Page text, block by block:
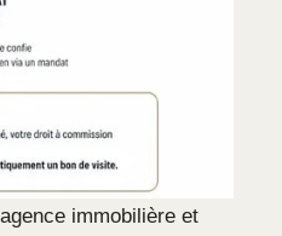
immobilière et